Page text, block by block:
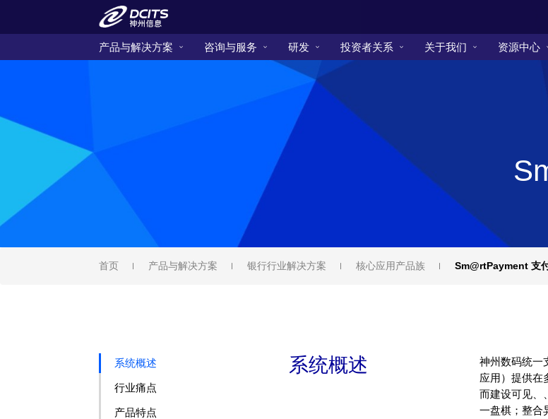
产品与解决方案 咨询与服务 研发 投资者关系 关于我们 资源中心
首页 产品与解决方案 银行行业解决方案 核心应用产品族 Sm@rtPayment 支
系统概述
神州数码统一支
应用）提供在多
而建设可见、
一盘棋；整合
系统概述
行业痛点
产品特点